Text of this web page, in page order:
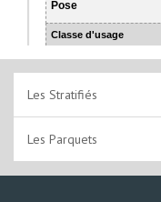
Pose
Classe d'usage
Les Stratifiés
7 mm
Les Parquets